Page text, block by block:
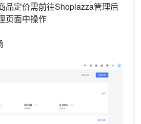
品定价需前往Shoplazza管理后
页面中操作